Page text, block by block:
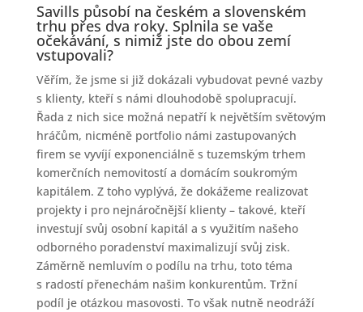
Savills působí na českém a slovenském
trhu přes dva roky. Splnila se vaše
očekávání, s nimiž jste do obou zemí
vstupovali?
Věřím, že jsme si již dokázali vybudovat pevné vazby
s klienty, kteří s námi dlouhodobě spolupracují.
Řada z nich sice možná nepatří k největším světovým
hráčům, nicméně portfolio námi zastupovaných
firem se vyvíjí exponenciálně s tuzemským trhem
komerčních nemovitostí a domácím soukromým
kapitálem. Z toho vyplývá, že dokážeme realizovat
projekty i pro nejnáročnější klienty – takové, kteří
investují svůj osobní kapitál a s využitím našeho
odborného poradenství maximalizují svůj zisk.
Záměrně nemluvím o podílu na trhu, toto téma
s radostí přenechám našim konkurentům. Tržní
podíl je otázkou masovosti. To však nutně neodráží